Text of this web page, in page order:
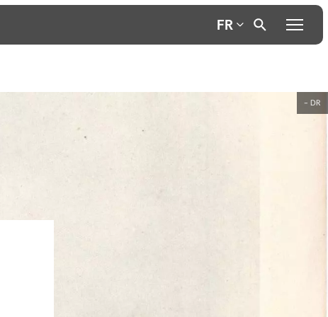
FR
- DR